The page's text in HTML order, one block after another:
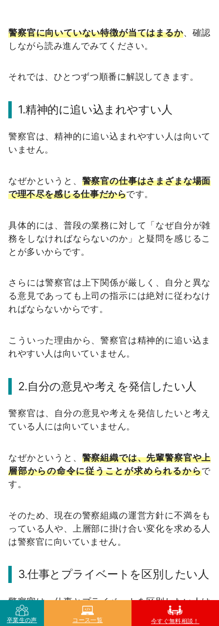
警察官に向いていない特徴が当てはまるか、確認
しながら読み進んでみてください。
それでは、ひとつずつ順番に解説してきます。
1.精神的に追い込まれやすい人
警察官は、精神的に追い込まれやすい人は向いて
いません。
なぜかというと、 警察官の仕事はさまざまな場面
で理不尽を感じる仕事だからです。
具体的には、普段の業務に対して「なぜ自分が雑
務をしなければならないのか」と疑問を感じるこ
とが多いからです。
さらには警察官は上下関係が厳しく、自分と異な
る意見であっても上司の指示には絶対に従わなけ
ればならないからです。
こういった理由から、警察官は精神的に追い込ま
れやすい人は向いていません。
2.自分の意見や考えを発信したい人
警察官は、自分の意見や考えを発信したいと考え
ている人には向いていません。
なぜかというと、 警察組織では、先輩警察官や上
層部からの命令に従うことが求められるからで
す。
そのため、現在の警察組織の運営方針に不満をも
っている人や、上層部に掛け合い変化を求める人
は警察官に向いていません。
3.仕事とプライベートを区別したい人
警察官は、仕事とプライベートを区別したい人は
向いていません。
卒業生の声 コース一覧 今すぐ無料相談！